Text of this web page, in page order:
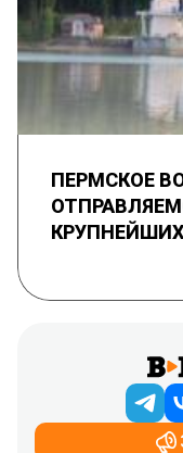
ПЕРМСКОЕ